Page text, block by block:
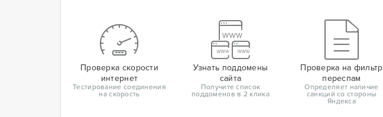
Проверка скорости
интернет
Тестирование соединения
на скорость
Узнать поддомены
сайта
Получите список
поддоменов в 2 клика
Проверка на фильтр
переспам
Определяет наличие
санкций со стороны
Яндекса